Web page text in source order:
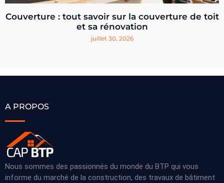
Couverture : tout savoir sur la couverture de toit
et sa rénovation
juillet 30, 2026
A PROPOS
Nous sommes des passionnés du monde du BTP qui vous
informe du marché de la construction, des travaux de bâtiment